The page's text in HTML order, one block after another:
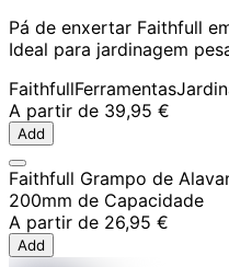
Pá de enxertar Faithfull
Ideal para jardinagem
FaithfullFerramentas
A partir de 39,95 €
Add
Faithfull Grampo de
200mm de Capacidade
A partir de 26,95 €
Add